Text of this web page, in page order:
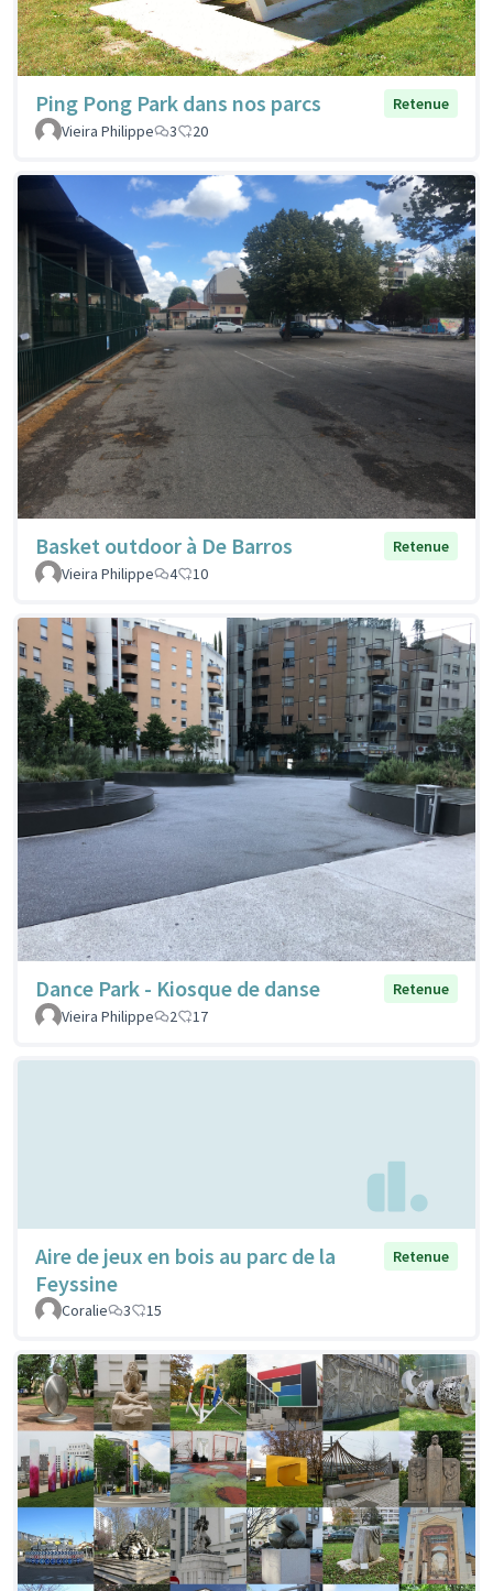
Ping Pong Park dans nos parcs
Retenue
Vieira Philippe
3 20
Basket outdoor à De Barros
Retenue
Vieira Philippe
4 10
Dance Park - Kiosque de danse
Retenue
Vieira Philippe
2 17
Aire de jeux en bois au parc de la
Feyssine
Retenue
Coralie 3 15